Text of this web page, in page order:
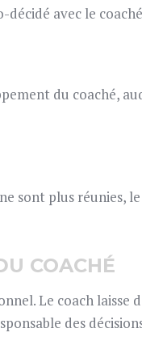
décidé avec le
du coaché,
sont plus réunies,
COACHÉ
Le coach laisse
des